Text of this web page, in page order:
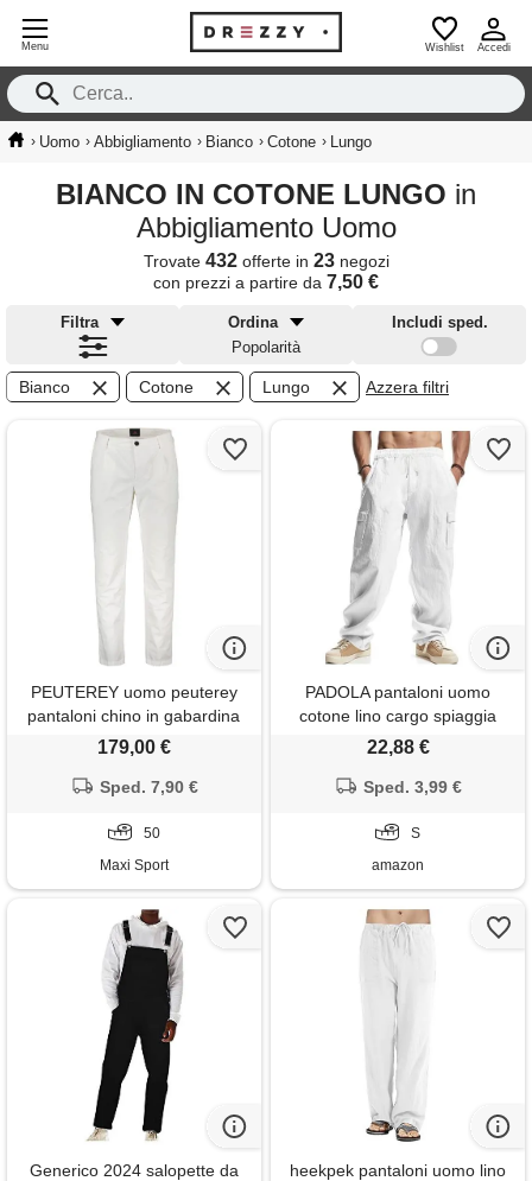
Menu Wishlist Accedi
› Uomo › Abbigliamento › Bianco › Cotone › Lungo
BIANCO IN COTONE LUNGO in
Abbigliamento Uomo
Trovate 432offerte in 23negozi
con prezzi a partire da 7,50 €
Filtra
Ordina
Popolarità
Includi sped.
Bianco Cotone Lungo Azzera filtri
PEUTEREY uomo peuterey
pantaloni chino in gabardina
mitrata
179,00 €
Sped. 7,90 €
50
Maxi Sport
PADOLA pantaloni uomo
cotone lino cargo spiaggia
tasca multipla vita regolabile
estivo per mare e viaggio(s,
22,88 €
Sped. 3,99 €
S
amazon
Generico 2024 salopette da
heekpek pantaloni uomo lino